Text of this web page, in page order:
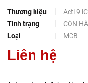
Thương hiệu
Acti 9
Tình trạng
CÒN
Loại
MCB
Liên hệ